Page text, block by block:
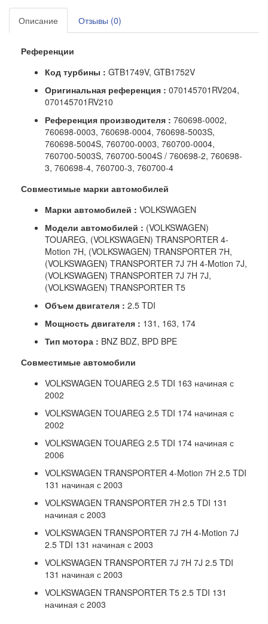
Описание Отзывы (0)
Референции
Код турбины : GTB1749V, GTB1752V
Оригинальная референция : 070145701RV204,
070145701RV210
Референция производителя : 760698-0002,
760698-0003, 760698-0004, 760698-5003S,
760698-5004S, 760700-0003, 760700-0004,
760700-5003S, 760700-5004S / 760698-2, 760698-
3, 760698-4, 760700-3, 760700-4
Совместимые марки автомобилей
Марки автомобилей : VOLKSWAGEN
Модели автомобилей : (VOLKSWAGEN)
TOUAREG, (VOLKSWAGEN) TRANSPORTER 4-
Motion 7H, (VOLKSWAGEN) TRANSPORTER 7H,
(VOLKSWAGEN) TRANSPORTER 7J 7H 4-Motion 7J,
(VOLKSWAGEN) TRANSPORTER 7J 7H 7J,
(VOLKSWAGEN) TRANSPORTER T5
Объем двигателя : 2.5 TDI
Мощность двигателя : 131, 163, 174
Тип мотора : BNZ BDZ, BPD BPE
Совместимые автомобили
VOLKSWAGEN TOUAREG 2.5 TDI 163 начиная с
2002
VOLKSWAGEN TOUAREG 2.5 TDI 174 начиная с
2002
VOLKSWAGEN TOUAREG 2.5 TDI 174 начиная с
2006
VOLKSWAGEN TRANSPORTER 4-Motion 7H 2.5 TDI
131 начиная с 2003
VOLKSWAGEN TRANSPORTER 7H 2.5 TDI 131
начиная с 2003
VOLKSWAGEN TRANSPORTER 7J 7H 4-Motion 7J
2.5 TDI 131 начиная с 2003
VOLKSWAGEN TRANSPORTER 7J 7H 7J 2.5 TDI
131 начиная с 2003
VOLKSWAGEN TRANSPORTER T5 2.5 TDI 131
начиная с 2003